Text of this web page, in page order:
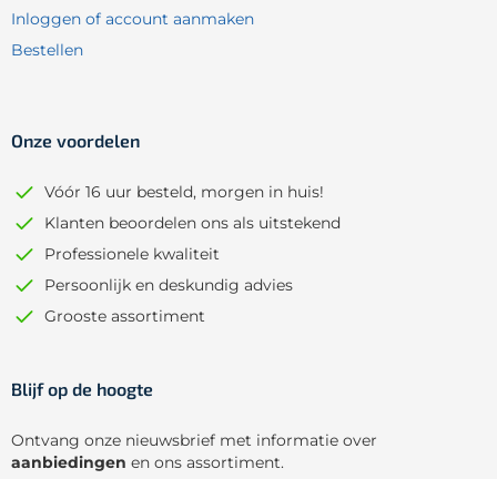
Inloggen of account aanmaken
Bestellen
Onze voordelen
Vóór 16 uur besteld, morgen in huis!
Klanten beoordelen ons als uitstekend
Professionele kwaliteit
Persoonlijk en deskundig advies
Grooste assortiment
Blijf op de hoogte
Ontvang onze nieuwsbrief met informatie over
aanbiedingen en ons assortiment.